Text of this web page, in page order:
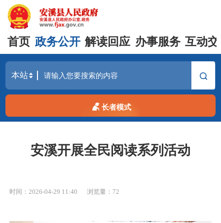
首页 政务公开 解读回应 办事服务 互动
长者模式
安溪开展全民阅读系列活动
时间：2026-04-29 11:40 浏览量： 72